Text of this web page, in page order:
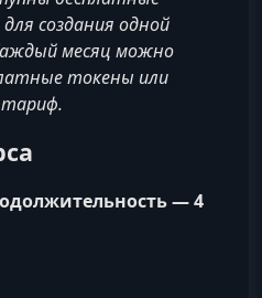
создания одной
месяц можно
токены или
— 4